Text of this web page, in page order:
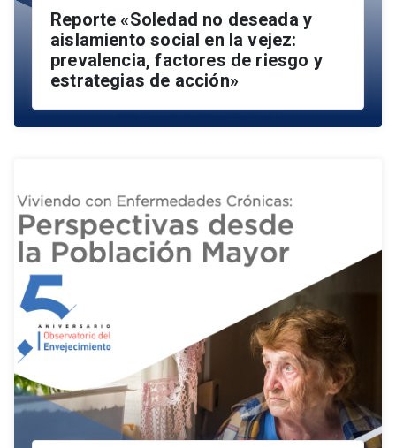
Reporte «Soledad no deseada y
aislamiento social en la vejez:
prevalencia, factores de riesgo y
estrategias de acción»